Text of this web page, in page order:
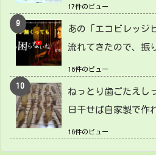
17件のビュー
あの「エコビレッジ
流れてきたので、振
16件のビュー
ねっとり歯ごたえし
日干せば自家製で作
16件のビュー